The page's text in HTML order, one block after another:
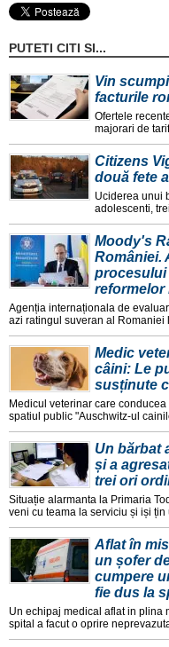
PUTETI CITI SI...
Vin
facturile
Ofertele
majorari de
Citizens
două fete
Uciderea unui
adolescenti,
Moody's
României.
procesului
reformelor
Agenția internaționala de
azi ratingul suveran al Romaniei
Medic
câini: Le
susținute
Medicul veterinar care
spatiul public "Auschwitz-ul
Un bărbat
și a
trei ori
Situație alarmanta la Primaria
veni cu teama la serviciu și iși țin
Aflat în
un șofer
cumpere
fie dus la
Un echipaj medical aflat in plina
spital a facut o oprire